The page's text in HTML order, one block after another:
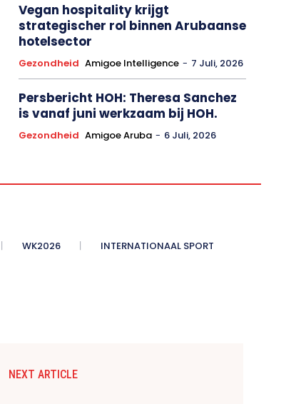
Vegan hospitality krijgt
strategischer rol binnen Arubaanse
hotelsector
Gezondheid Amigoe Intelligence - 7 Juli, 2026
Persbericht HOH: Theresa Sanchez
is vanaf juni werkzaam bij HOH.
Gezondheid Amigoe Aruba - 6 Juli, 2026
WK2026 INTERNATIONAAL SPORT
NEXT ARTICLE